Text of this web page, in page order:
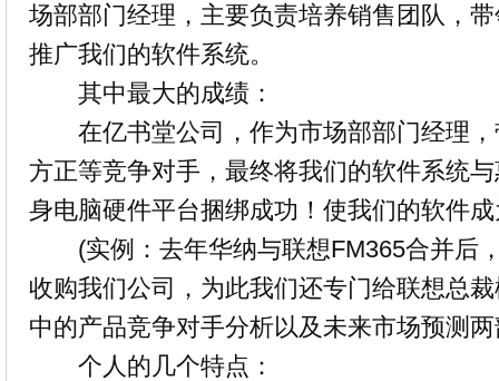
场部部门经理，主要负责培养销售团队，
推广我们的软件系统。
其中最大的成绩：
在亿书堂公司，作为市场部部门经理，
方正等竞争对手，最终将我们的软件系统
身电脑硬件平台捆绑成功！使我们的软件
(实例：去年华纳与联想FM365合并后
收购我们公司，为此我们还专门给联想总
中的产品竞争对手分析以及未来市场预测
个人的几个特点：